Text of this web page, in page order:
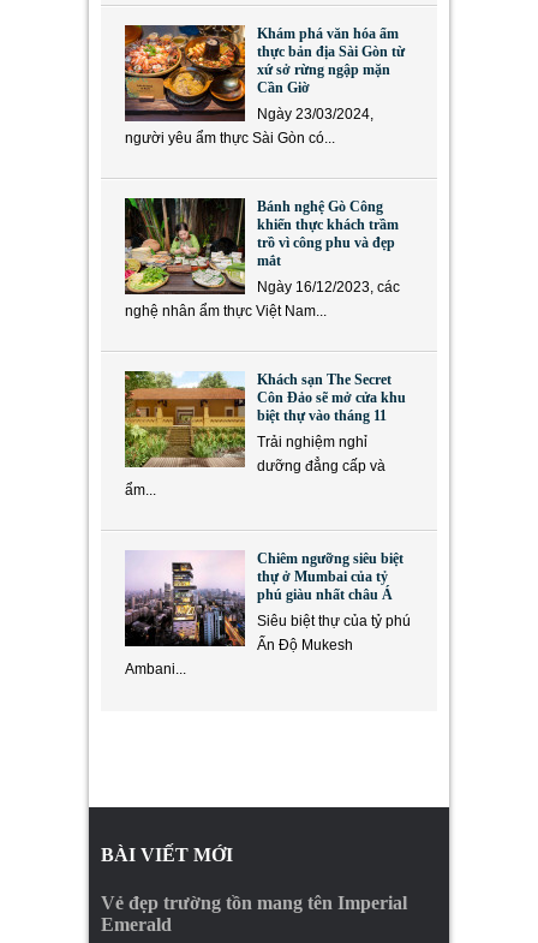
Khám phá văn hóa ẩm
thực bản địa Sài Gòn từ
xứ sở rừng ngập mặn
Cần Giờ
Ngày 23/03/2024,
người yêu ẩm thực Sài Gòn có...
Bánh nghệ Gò Công
khiến thực khách trầm
trồ vì công phu và đẹp
mắt
Ngày 16/12/2023, các
nghệ nhân ẩm thực Việt Nam...
Khách sạn The Secret
Côn Đảo sẽ mở cửa khu
biệt thự vào tháng 11
Trải nghiệm nghỉ
dưỡng đẳng cấp và
ẩm...
Chiêm ngưỡng siêu biệt
thự ở Mumbai của tỷ
phú giàu nhất châu Á
Siêu biệt thự của tỷ phú
Ấn Độ Mukesh
Ambani...
BÀI VIẾT MỚI
Vẻ đẹp trường tồn mang tên Imperial
Emerald